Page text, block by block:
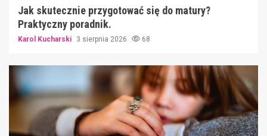
Jak skutecznie przygotować się do matury?
Praktyczny poradnik.
Karol Kucharski 3 sierpnia 2026 68